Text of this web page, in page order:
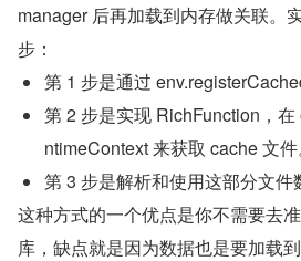
manager 后再加载到内存做关联。
步：
第 1 步是通过
第 2 步是实现 RichFunction，
ntimeContext 来获取 cache 文件
第 3 步是解析和使用这部分文件
这种方式的一个优点是你不需要去
库，缺点就是因为数据也是要加载